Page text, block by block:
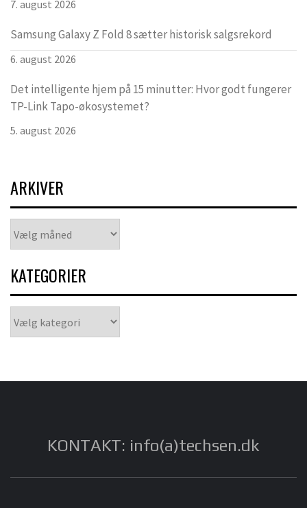
7. august 2026
Samsung Galaxy Z Fold 8 sætter historisk salgsrekord
6. august 2026
Det intelligente hjem på 15 minutter: Hvor godt fungerer
TP-Link Tapo-økosystemet?
5. august 2026
ARKIVER
KATEGORIER
KONTAKT: info(a)techsen.dk